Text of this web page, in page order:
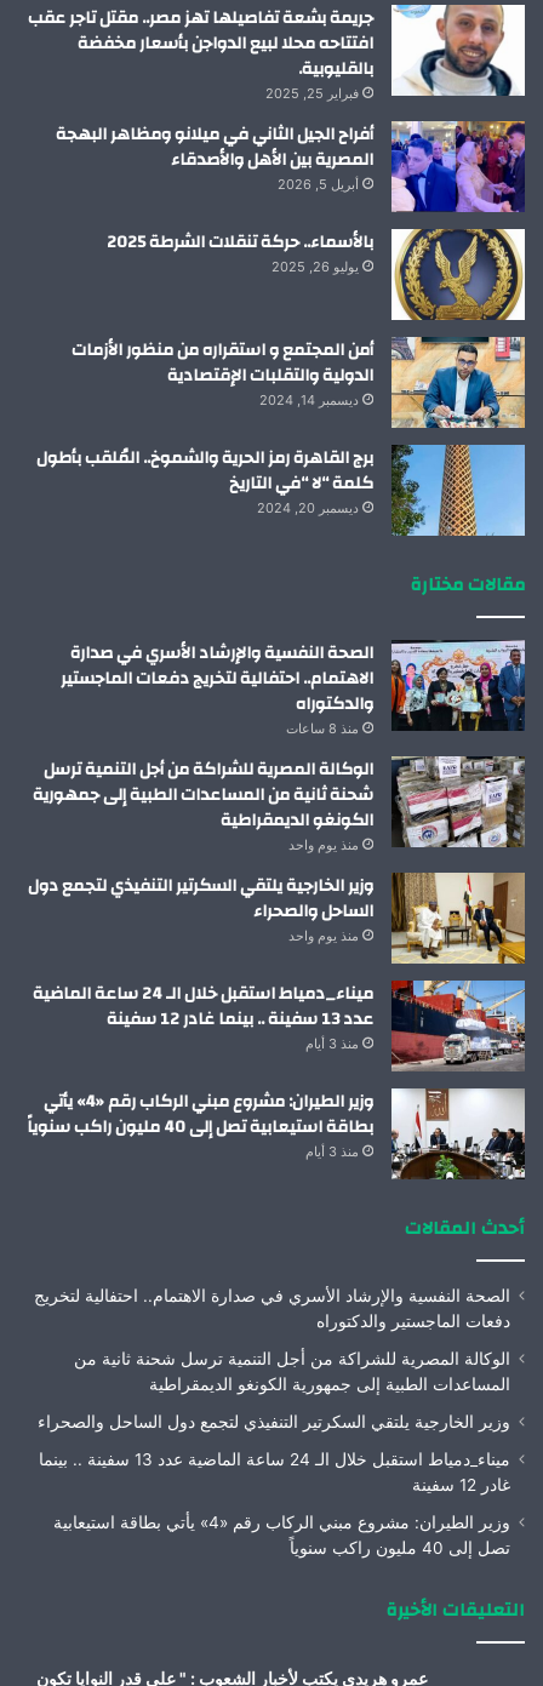
جريمة بشعة تفاصيلها تهز مصر.. مقتل تاجر عقب
افتتاحه محلا لبيع الدواجن بأسعار مخفضة
بالقليوبية.
فبراير 25, 2025
أفراح الجيل الثاني في ميلانو ومظاهر البهجة
المصرية بين الأهل والأصدقاء
أبريل 5, 2026
بالأسماء.. حركة تنقلات الشرطة 2025
يوليو 26, 2025
أمن المجتمع و استقراره من منظور الأزمات
الدولية والتقلبات الإقتصادية
ديسمبر 14, 2024
برج القاهرة رمز الحرية والشموخ.. المُلقب بأطول
كلمة “لا “في التاريخ
ديسمبر 20, 2024
مقالات مختارة
الصحة النفسية والإرشاد الأسري في صدارة
الاهتمام.. احتفالية لتخريج دفعات الماجستير
والدكتوراه
منذ 8 ساعات
الوكالة المصرية للشراكة من أجل التنمية ترسل
شحنة ثانية من المساعدات الطبية إلى جمهورية
الكونغو الديمقراطية
منذ يوم واحد
وزير الخارجية يلتقي السكرتير التنفيذي لتجمع دول
الساحل والصحراء
منذ يوم واحد
ميناء_دمياط استقبل خلال الـ 24 ساعة الماضية
عدد 13 سفينة .. بينما غادر 12 سفينة
منذ 3 أيام
وزير الطيران: مشروع مبني الركاب رقم «4» يأتي
بطاقة استيعابية تصل إلى 40 مليون راكب سنوياً
منذ 3 أيام
أحدث المقالات
الصحة النفسية والإرشاد الأسري في صدارة الاهتمام.. احتفالية لتخريج
دفعات الماجستير والدكتوراه
الوكالة المصرية للشراكة من أجل التنمية ترسل شحنة ثانية من
المساعدات الطبية إلى جمهورية الكونغو الديمقراطية
وزير الخارجية يلتقي السكرتير التنفيذي لتجمع دول الساحل والصحراء
ميناء_دمياط استقبل خلال الـ 24 ساعة الماضية عدد 13 سفينة .. بينما
غادر 12 سفينة
وزير الطيران: مشروع مبني الركاب رقم «4» يأتي بطاقة استيعابية
تصل إلى 40 مليون راكب سنوياً
التعليقات الأخيرة
عمرو هريدى يكتب لأخبار الشعوب : " على قدر النوايا تكون